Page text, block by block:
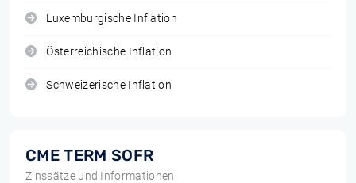
Luxemburgische Inflation
Österreichische Inflation
Schweizerische Inflation
CME TERM SOFR
Zinssätze und Informationen